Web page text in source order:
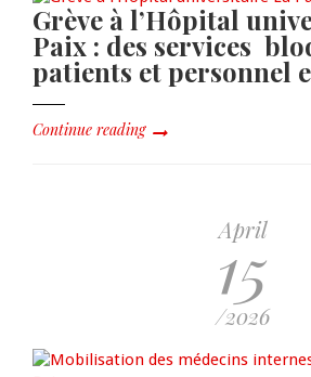
Grève à l’Hôpital
Paix : des services
patients et personnel
Continue reading
April
15
/2026